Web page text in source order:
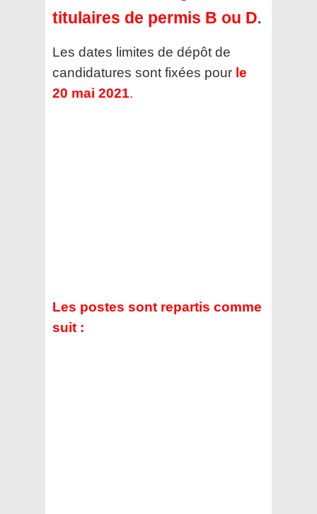
titulaires de permis B ou D.
Les dates limites de dépôt de
candidatures sont fixées pour le
20 mai 2021.
Les postes sont repartis comme
suit :